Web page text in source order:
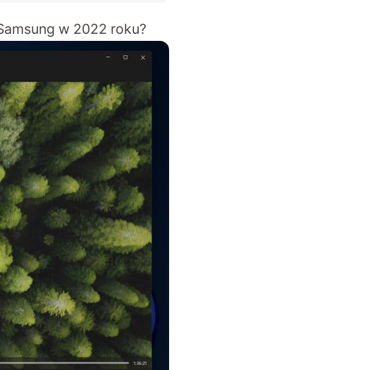
w 2022 roku?